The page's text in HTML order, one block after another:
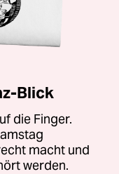
Blick
die Finger.
macht und
werden.